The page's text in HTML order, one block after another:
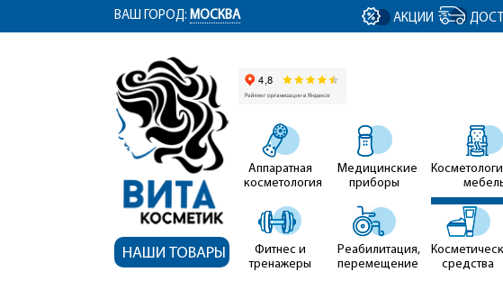
ym(12767704, 'getClientID', function(clientID) { document.getElementById('clientID').value =
ВАШ ГОРОД: МОСКВА АКЦИИ
НАШИ ТОВАРЫ
Аппаратная
косметология
Медицинские
приборы
Фитнес и
тренажеры
Реабилитация,
перемещение
средства